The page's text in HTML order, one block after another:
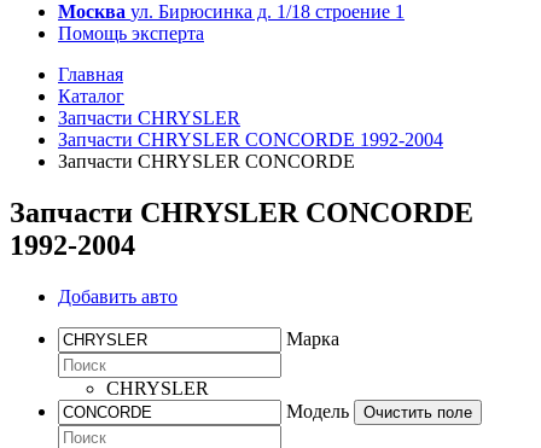
Москва ул. Бирюсинка д. 1/18 строение 1
Помощь эксперта
Главная
Каталог
Запчасти CHRYSLER
Запчасти CHRYSLER CONCORDE 1992-2004
Запчасти CHRYSLER CONCORDE
Запчасти CHRYSLER CONCORDE
1992-2004
Добавить авто
Марка
CHRYSLER
Модель
Очистить поле